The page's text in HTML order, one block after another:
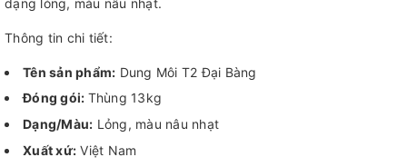
Thông tin chi tiết:
Tên sản phẩm: Dung Môi T2 Đại Bàng
Đóng gói: Thùng 13kg
Dạng/Màu: Lỏng, màu nâu nhạt
Xuất xứ: Việt Nam